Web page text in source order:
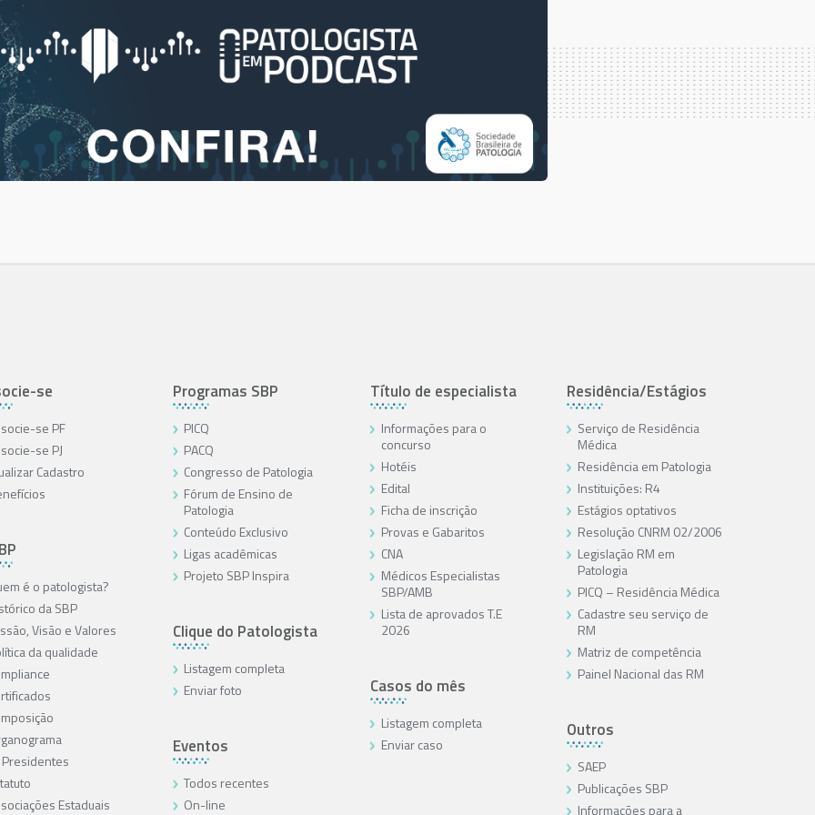
se
se PF
se PJ
Cadastro
é o patologista?
da SBP
Visão e Valores
da qualidade
Presidentes
Estaduais
Programas SBP
PICQ
PACQ
Congresso de Patologia
Fórum de Ensino de
Patologia
Conteúdo Exclusivo
Ligas acadêmicas
Projeto SBP Inspira
Clique do Patologista
Listagem completa
Enviar foto
Eventos
Todos recentes
On-line
Título de especialista
Informações para o
concurso
Hotéis
Edital
Ficha de inscrição
Provas e Gabaritos
CNA
Médicos Especialistas
SBP/AMB
Lista de aprovados T.E
2026
Casos do mês
Listagem completa
Enviar caso
Residência/Estágios
Serviço de Residência
Médica
Residência em Patologia
Instituições: R4
Estágios optativos
Resolução CNRM 02/2006
Legislação RM em
Patologia
PICQ – Residência Médica
Cadastre seu serviço de
RM
Matriz de competência
Painel Nacional das RM
Outros
SAEP
Publicações SBP
Informações para a